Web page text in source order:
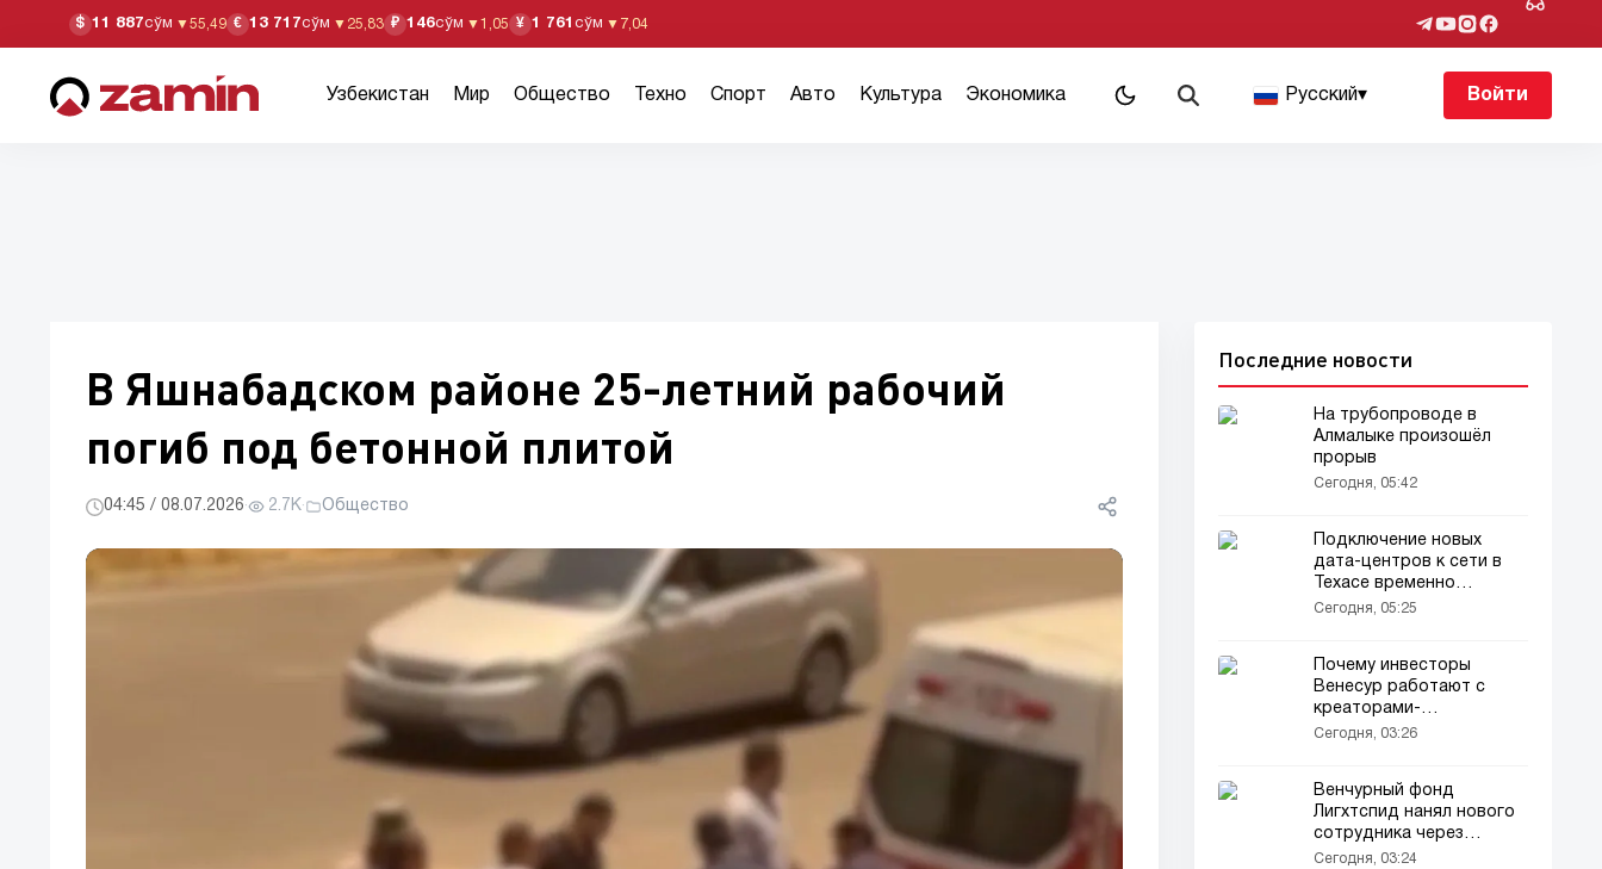
$ 11 887сўм ▼55,49 € 13 717сўм ▼ 25,83 ₽ 146сўм ▼1,05 ¥ 1 761 сўм ▼ 7,04
Узбекистан Мир Общество Техно Спорт Авто Культура Экономика Русский▾ Войти
В Яшнабадском районе 25-летний рабочий
погиб под бетонной плитой
04:45 / 08.07.2026· 2.7K· Общество
Последние новости
На трубопроводе в
Алмалыке произошёл
прорыв
Сегодня, 05:42
Подключение новых
дата-центров к сети в
Техасе временно
приостановлено
Сегодня, 05:25
Почему инвесторы
Венесур работают с
креаторами-
инвесторами
Сегодня, 03:26
Венчурный фонд
Лигхтспид нанял нового
сотрудника через
Instagram
Сегодня, 03:24